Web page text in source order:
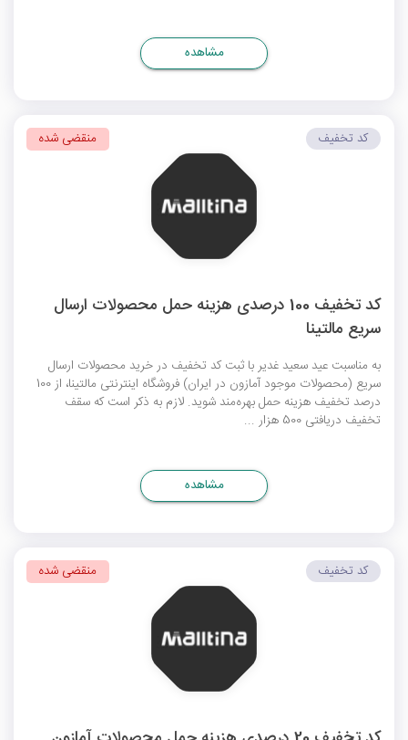
مشاهده
کد تخفیف 100 درصدی هزینه حمل محصولات ارسال
سریع مالتینا
به مناسبت عید سعید غدیر با ثبت کد تخفیف در خرید محصولات ارسال
سریع (محصولات موجود آمازون در ایران) فروشگاه اینترنتی مالتینا، از 100
درصد تخفیف هزینه حمل بهره‌مند شوید. لازم به ذکر است که سقف
تخفیف دریافتی 500 هزار ...
کد تخفیف منقضی شده
مشاهده
کد تخفیف منقضی شده